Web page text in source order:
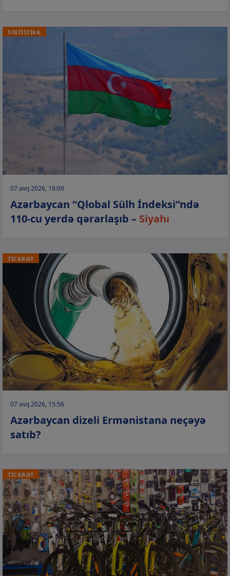
STATİSTİKA
07 avq 2026, 18:09
Azərbaycan “Qlobal Sülh İndeksi”ndə
110-cu yerdə qərarlaşıb – Siyahı
TİCARƏT
07 avq 2026, 15:56
Azərbaycan dizeli Ermənistana neçəyə
satıb?
TİCARƏT